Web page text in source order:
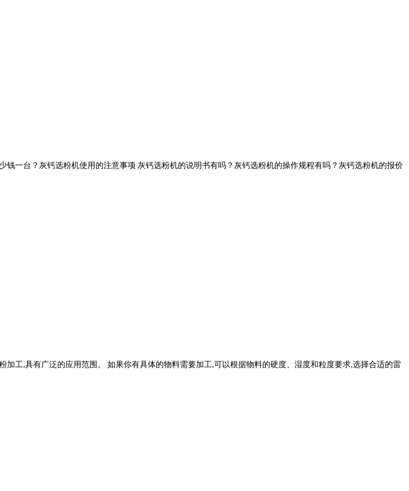
一台？灰钙选粉机使用的注意事项 灰钙选粉机的说明书有吗？灰钙选粉机的操作规程有吗？灰钙选粉机的报价
工,具有广泛的应用范围。 如果你有具体的物料需要加工,可以根据物料的硬度、湿度和粒度要求,选择合适的雷